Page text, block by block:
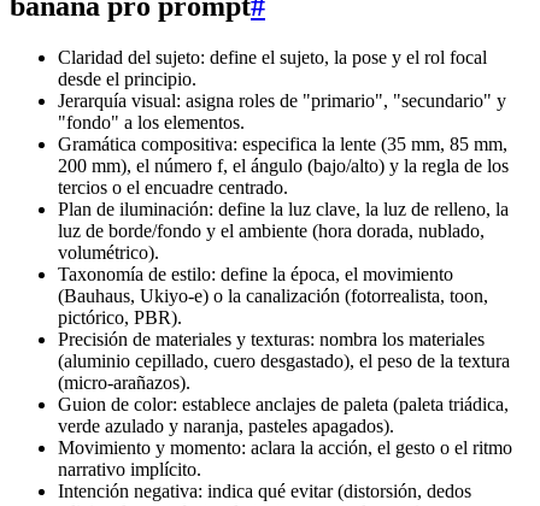
banana pro prompt#
Claridad del sujeto: define el sujeto, la pose y el rol focal
desde el principio.
Jerarquía visual: asigna roles de "primario", "secundario" y
"fondo" a los elementos.
Gramática compositiva: especifica la lente (35 mm, 85 mm,
200 mm), el número f, el ángulo (bajo/alto) y la regla de los
tercios o el encuadre centrado.
Plan de iluminación: define la luz clave, la luz de relleno, la
luz de borde/fondo y el ambiente (hora dorada, nublado,
volumétrico).
Taxonomía de estilo: define la época, el movimiento
(Bauhaus, Ukiyo-e) o la canalización (fotorrealista, toon,
pictórico, PBR).
Precisión de materiales y texturas: nombra los materiales
(aluminio cepillado, cuero desgastado), el peso de la textura
(micro-arañazos).
Guion de color: establece anclajes de paleta (paleta triádica,
verde azulado y naranja, pasteles apagados).
Movimiento y momento: aclara la acción, el gesto o el ritmo
narrativo implícito.
Intención negativa: indica qué evitar (distorsión, dedos